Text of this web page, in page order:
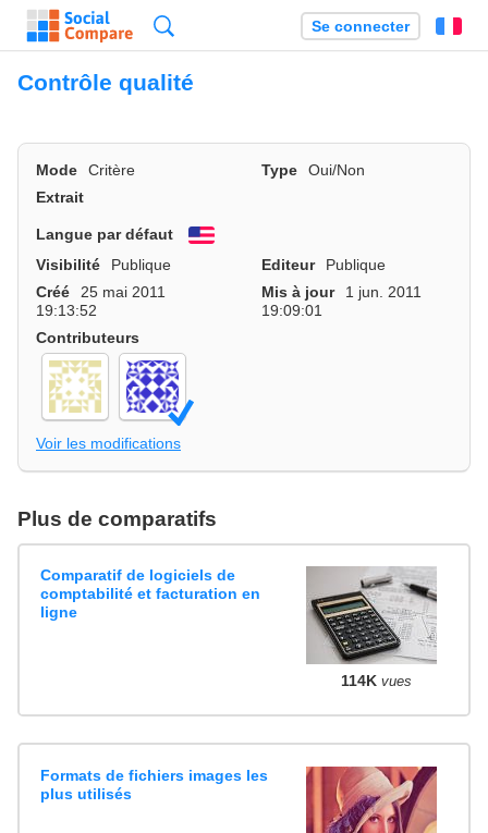
Se connecter
Contrôle qualité
Mode Critère Type
Oui/Non
Extrait
Langue par défaut
English
Visibilité
Publique Editeur
Publique
Créé
25 mai 2011
19:13:52
Mis à jour
1 jun. 2011
19:09:01
Contributeurs
Voir les modifications
Plus de comparatifs
Comparatif de logiciels de
comptabilité et facturation en
ligne
114K vues
Formats de fichiers images les
plus utilisés